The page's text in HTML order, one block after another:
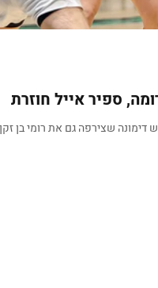
ספיר אייל חוזרת
שצירפה גם את רומי בן זקן,